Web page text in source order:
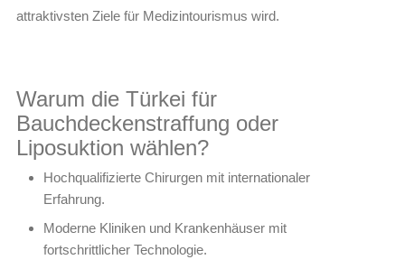
attraktivsten Ziele für Medizintourismus wird.
Warum die Türkei für
Bauchdeckenstraffung oder
Liposuktion wählen?
Hochqualifizierte Chirurgen mit internationaler
Erfahrung.
Moderne Kliniken und Krankenhäuser mit
fortschrittlicher Technologie.